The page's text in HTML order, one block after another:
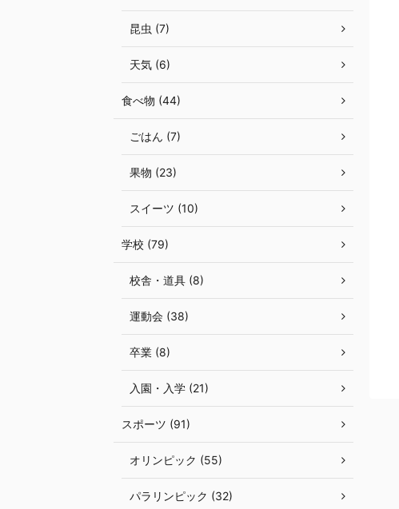
昆虫 (7)
天気 (6)
食べ物 (44)
ごはん (7)
果物 (23)
スイーツ (10)
学校 (79)
校舎・道具 (8)
運動会 (38)
卒業 (8)
入園・入学 (21)
スポーツ (91)
オリンピック (55)
パラリンピック (32)